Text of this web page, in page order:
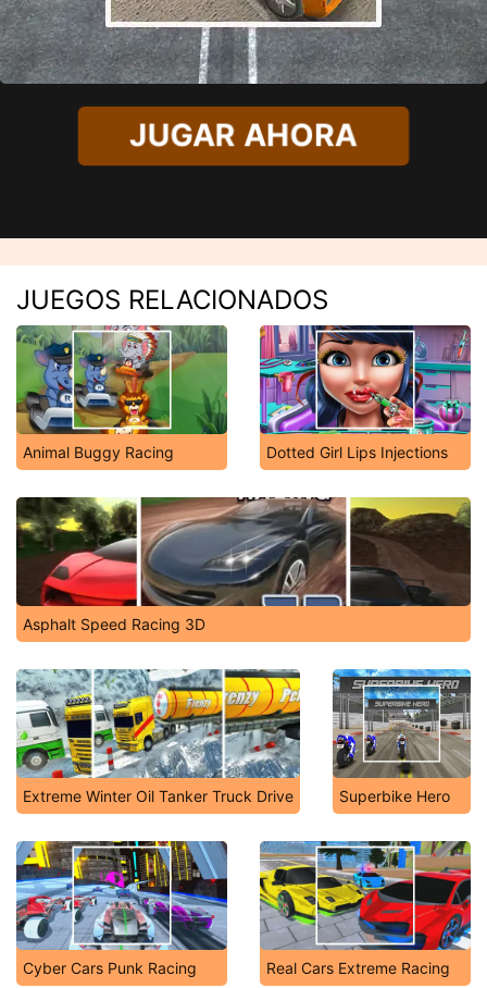
JUGAR AHORA
JUEGOS RELACIONADOS
Animal Buggy Racing Dotted Girl Lips Injections
Asphalt Speed Racing 3D
Extreme Winter Oil Tanker Truck Drive Superbike Hero
Cyber Cars Punk Racing Real Cars Extreme Racing